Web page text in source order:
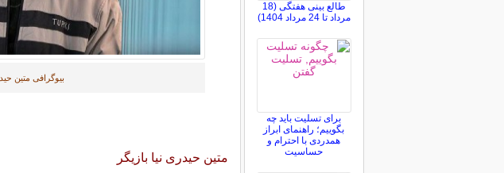
بیوگرافی متین
متین حیدری نیا بازیگر
طالع بینی هفتگی (18
مرداد تا 24 مرداد 1404)
برای تسلیت باید چه
بگوییم؛ راهنمای ابراز
همدردی با احترام و
حساسیت